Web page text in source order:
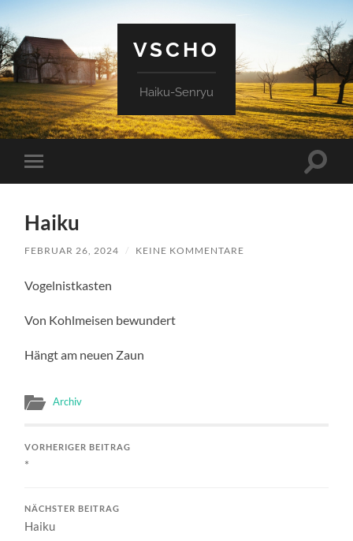
VSCHO
Haiku-Senryu
Mobile-
Menü
Haiku
FEBRUAR 26, 2024 / KEINE KOMMENTARE
Vogelnistkasten
Von Kohlmeisen bewundert
Hängt am neuen Zaun
Archiv
VORHERIGER BEITRAG
*
NÄCHSTER BEITRAG
Haiku